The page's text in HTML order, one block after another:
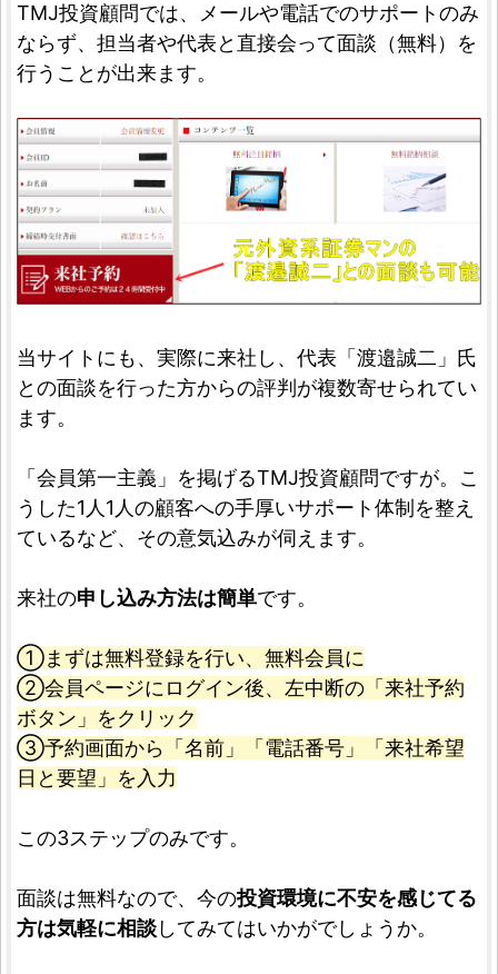
TMJ投資顧問では、メールや電話でのサポートのみ
ならず、担当者や代表と直接会って面談（無料）を
行うことが出来ます。
当サイトにも、実際に来社し、代表「渡邉誠二」氏
との面談を行った方からの評判が複数寄せられてい
ます。
「会員第一主義」を掲げるTMJ投資顧問ですが。こ
うした1人1人の顧客への手厚いサポート体制を整え
ているなど、その意気込みが伺えます。
来社の申し込み方法は簡単です。
①まずは無料登録を行い、無料会員に
②会員ページにログイン後、左中断の「来社予約
ボタン」をクリック
③予約画面から「名前」「電話番号」「来社希望
日と要望」を入力
この3ステップのみです。
面談は無料なので、今の投資環境に不安を感じてる
方は気軽に相談してみてはいかがでしょうか。